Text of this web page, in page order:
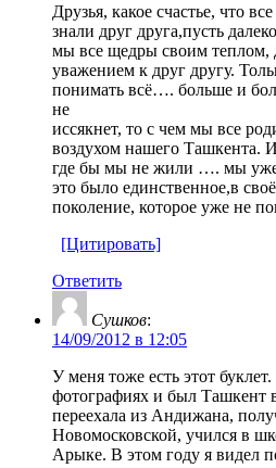
Друзья, какое счастье, что
знали друг друга,пусть
мы все щедры своим теплом,
уважением к друг другу.
понимать всё…. больше и
не
иссякнет, то с чем мы все
воздухом нашего Ташкента.
где бы мы не жили …. мы уже
это было единственное,в
поколение, которое уже не
[Цитировать]
Ответить
Cушков:
14/09/2012 в 12:05
У меня тоже есть этот
фотографиях и был Ташкент
переехала из Андижана,
Новомосковской, учился в
Арыке. В этом году я видел